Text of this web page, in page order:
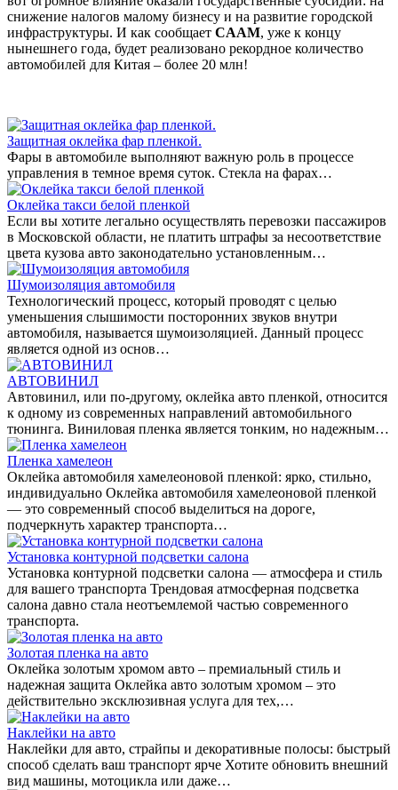
снижение налогов малому бизнесу и на развитие городской
инфраструктуры. И как сообщает CAAM, уже к концу
нынешнего года, будет реализовано рекордное количество
автомобилей для Китая – более 20 млн!
Защитная оклейка фар пленкой.
Фары в автомобиле выполняют важную роль в процессе
управления в темное время суток. Стекла на фарах…
Оклейка такси белой пленкой
Если вы хотите легально осуществлять перевозки пассажиров
в Московской области, не платить штрафы за несоответствие
цвета кузова авто законодательно установленным…
Шумоизоляция автомобиля
Технологический процесс, который проводят с целью
уменьшения слышимости посторонних звуков внутри
автомобиля, называется шумоизоляцией. Данный процесс
является одной из основ…
АВТОВИНИЛ
Автовинил, или по-другому, оклейка авто пленкой, относится
к одному из современных направлений автомобильного
тюнинга. Виниловая пленка является тонким, но надежным…
Пленка хамелеон
Оклейка автомобиля хамелеоновой пленкой: ярко, стильно,
индивидуально Оклейка автомобиля хамелеоновой пленкой
— это современный способ выделиться на дороге,
подчеркнуть характер транспорта…
Установка контурной подсветки салона
Установка контурной подсветки салона — атмосфера и стиль
для вашего транспорта Трендовая атмосферная подсветка
салона давно стала неотъемлемой частью современного
транспорта.
Золотая пленка на авто
Оклейка золотым хромом авто – премиальный стиль и
надежная защита Оклейка авто золотым хромом – это
действительно эксклюзивная услуга для тех,…
Наклейки на авто
Наклейки для авто, страйпы и декоративные полосы: быстрый
способ сделать ваш транспорт ярче Хотите обновить внешний
вид машины, мотоцикла или даже…